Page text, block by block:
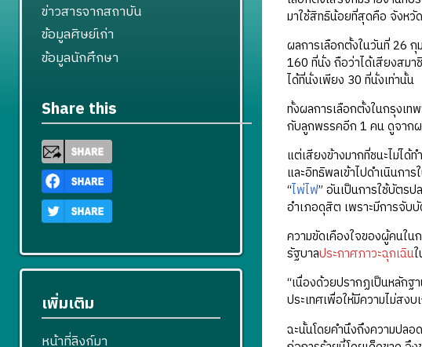
มาใช้สิทธิน้อยที่สุดคือ จังห
ผลการเลือกตั้งในวันที่ 26
160 ที่นั่ง ถือว่าได้เสียงสม
ได้ที่นั่งเพียง 30 ที่นั่งเท่านั้น
ทั้งผลการเลือกตั้งในกรุงเ
กับลูกพรรคอีก 1 คน ดูจาก
แต่เสียงข้างมากที่ชนะไม่ได้
และอิทธิพลเข้าไปดำเนินกา
“ไพ่ไฟ” อันเป็นการใช้บัตร
อำเภอดุสิต เพราะมีการจับ
ความขัดเคืองใจของผู้คนใน
รัฐบาลประกาศภาวะฉุกเฉิน
“เนื่องด้วยปรากฏเป็นหลัก
ประเทศเพื่อให้มีความไม่สง
ฉะนั้นโดยคำนึงถึงความปลอ
ข่าวสารจากสถาบัน
ข้อมูลศิษย์เก่า
ข้อมูลนักศึกษา
Share this
เพิ่มเติม
หน้าที่ลิงก์มา